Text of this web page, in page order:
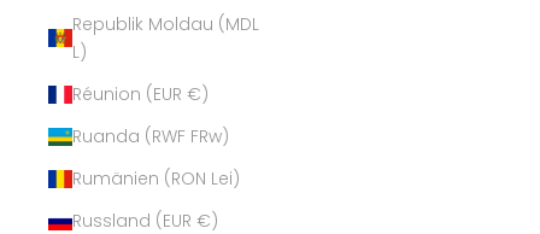
Republik Moldau (MDL
L)
Réunion (EUR €)
Ruanda (RWF FRw)
Rumänien (RON Lei)
Russland (EUR €)